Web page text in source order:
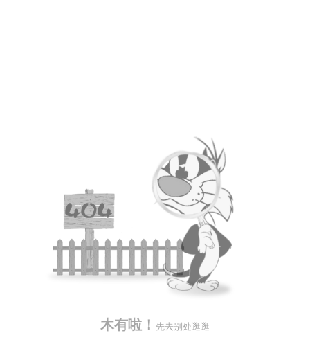
木有啦！ 先去别处逛逛